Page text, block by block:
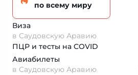
по всему миру
Виза
в Саудовскую Аравию
ПЦР и тесты на COVID
Авиабилеты
в Саудовскую Аравию